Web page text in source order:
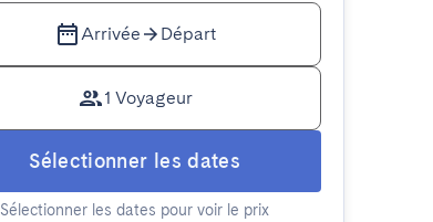
Arrivée Départ
1 Voyageur
Sélectionner les dates
Sélectionner les dates pour voir le prix